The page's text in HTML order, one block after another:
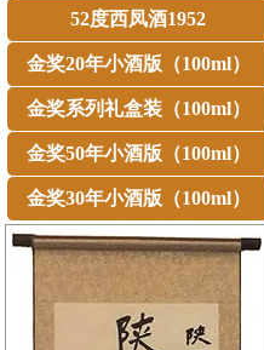
52度西凤酒1952
金奖20年小酒版（100ml）
金奖系列礼盒装（100ml）
金奖50年小酒版（100ml）
金奖30年小酒版（100ml）